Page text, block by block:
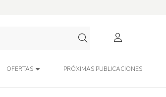
OFERTAS PRÓXIMAS PUBLICACIONES